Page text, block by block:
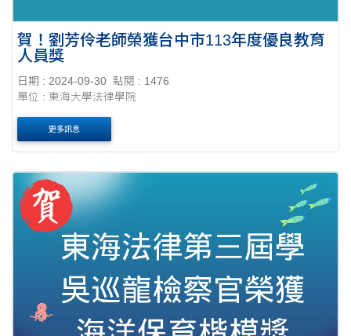
賀！劉芳伶老師榮獲台中市113年度優良教育
人員獎
日期 : 2024-09-30 點閱 : 1476
單位 : 東海大學法律學院
更多訊息